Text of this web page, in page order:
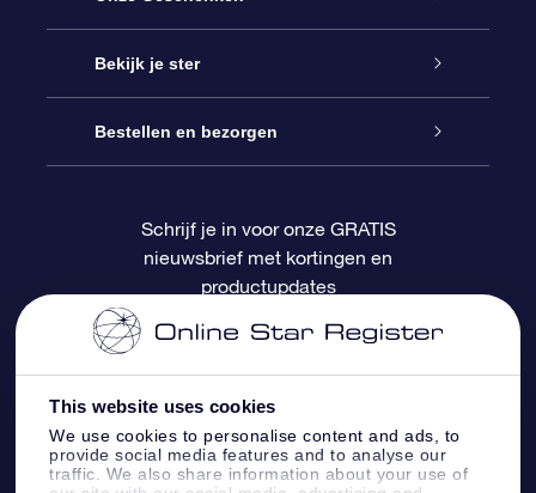
This website uses cookies
We use cookies to personalise content and ads, to
provide social media features and to analyse our
traffic. We also share information about your use of
Contact
Blog
OSR Recensies
Online Star Gift
OSR Cadeaupakket
OSR Cadeaukaart
Relatiegeschenken
Bekijk je ster
Sterrenregister
Gepersonaliseerde sterrenpagina
One Million Stars
OSR Starsaver
Fly me to the Stars App
Bestellen en bezorgen
Betalingsinformatie
Verzendinformatie
Retourbeleid
Constellaties
Schrijf je in voor onze GRATIS
nieuwsbrief met kortingen en
productupdates